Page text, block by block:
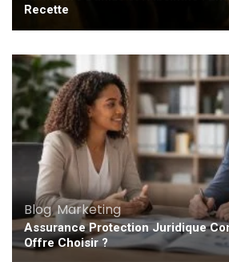
Recette
Blog,Marketing
Assurance Protection Juridique
Offre Choisir ?